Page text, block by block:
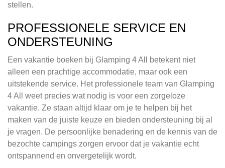
stellen.
PROFESSIONELE SERVICE EN
ONDERSTEUNING
Een vakantie boeken bij Glamping 4 All betekent niet
alleen een prachtige accommodatie, maar ook een
uitstekende service. Het professionele team van Glamping
4 All weet precies wat nodig is voor een zorgeloze
vakantie. Ze staan altijd klaar om je te helpen bij het
maken van de juiste keuze en bieden ondersteuning bij al
je vragen. De persoonlijke benadering en de kennis van de
bezochte campings zorgen ervoor dat je vakantie echt
ontspannend en onvergetelijk wordt.